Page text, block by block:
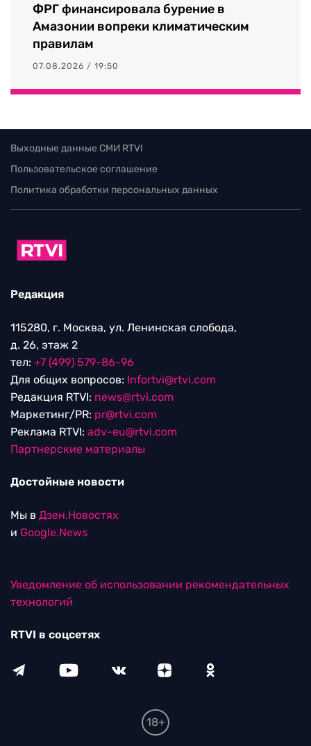
ФРГ финансировала бурение в
Амазонии вопреки климатическим
правилам
07.08.2026 / 19:50
Выходные данные СМИ RTVI
Пользовательское соглашение
Политика обработки персональных данных
Редакция
115280, г. Москва, ул. Ленинская слобода,
д. 26, этаж 2
тел: +7 (499) 579-86-96
Для общих вопросов: Infortvi@rtvi.com
Редакция RTVI: news@rtvi.com
Маркетинг/PR: pr@rtvi.com
Реклама RTVI: adv-eu@rtvi.com
Партнерские материалы
Достойные новости
Мы в Дзен.Новостях
и Google.News
Уведомление об использовании рекомендательных
технологий
RTVI в соцсетях
18+